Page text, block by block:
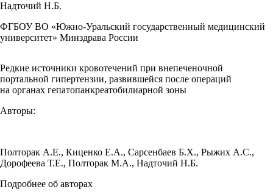
Надточий Н.Б.
ФГБОУ ВО «Южно-Уральский государственный медицинский
университет» Минздрава России
Редкие источники кровотечений при внепеченочной
портальной гипертензии, развившейся после операций
на органах гепатопанкреатобилиарной зоны
Авторы:
Полторак А.Е., Киценко Е.А., Сарсенбаев Б.Х., Рыжих А.С.,
Дорофеева Т.Е., Полторак М.А., Надточий Н.Б.
Подробнее об авторах